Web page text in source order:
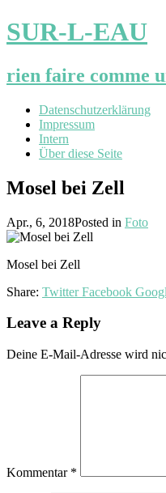
SUR-L-EAU
rien faire comme
Datenschutzerklärung
Impressum
Intern
Über diese Seite
Mosel bei Zell
Apr., 6, 2018Posted in Foto
Mosel bei Zell
Share: Twitter Facebook
Leave a Reply
Deine E-Mail-Adresse wird
Kommentar *